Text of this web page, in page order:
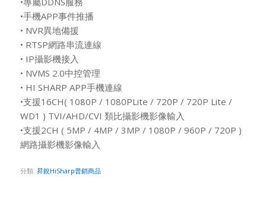
•手機APP事件推播
• NVR異地備援
• RTSP網路串流連線
• IP攝影機接入
• NVMS 2.0中控管理
• HI SHARP APP手機連線
•支援16CH( 1080P / 1080PLite / 720P / 720P Lite /
WD1 ) TVI/AHD/CVI 類比攝影機影像輸入
•支援2CH ( 5MP / 4MP / 3MP / 1080P / 960P / 720P )
網路攝影機影像輸入
分類: 昇銳HiSharp普銷商品